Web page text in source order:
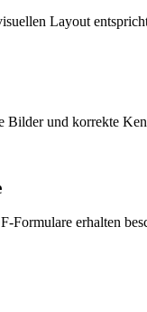
Layout
und korrekte
Formulare erhalten